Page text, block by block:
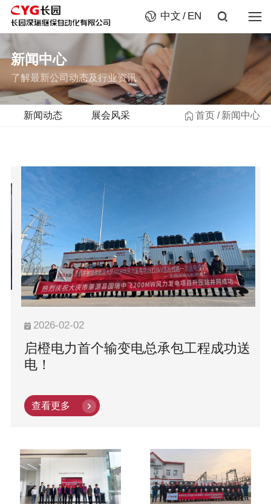
中文 EN
新闻中心
了解最新公司动态及行业资讯
新闻动态 展会风采 首页 新闻中心
2026-02-02
启橙电力首个输变电总承包工程成功送
电！
查看更多